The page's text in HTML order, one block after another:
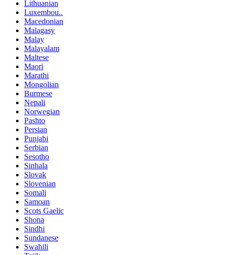
Lithuanian
Luxembou..
Macedonian
Malagasy
Malay
Malayalam
Maltese
Maori
Marathi
Mongolian
Burmese
Nepali
Norwegian
Pashto
Persian
Punjabi
Serbian
Sesotho
Sinhala
Slovak
Slovenian
Somali
Samoan
Scots Gaelic
Shona
Sindhi
Sundanese
Swahili